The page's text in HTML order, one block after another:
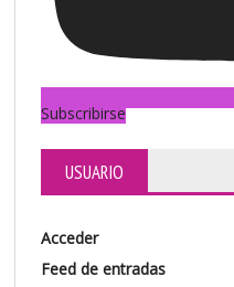
Subscribirse
USUARIO
Acceder
Feed de entradas